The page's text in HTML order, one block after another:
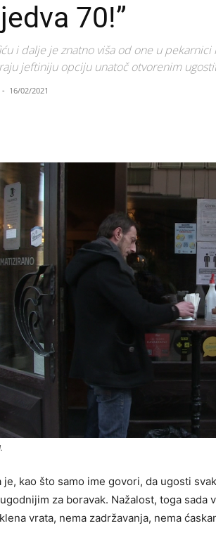
70!”
i dalje je znatno viša od one u
jeftiniju opciju unatoč otvorenim
- 16/02/2021
je, kao što samo ime govori, da ugosti
za boravak. Nažalost, toga sada
vrata, nema zadržavanja, nema